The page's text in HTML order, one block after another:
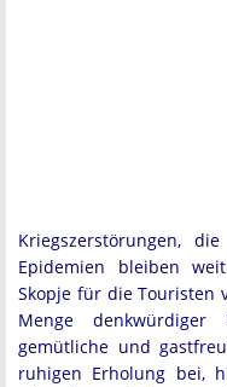
Kriegszerstörungen,
Epidemien bleiben
Skopje für die Touristen
Menge
gemütliche und
ruhigen Erholung bei,